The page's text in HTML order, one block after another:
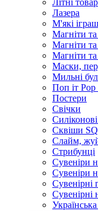
Літні
Лазера
М'які
Магніти та
Магніти
Магніти
Маски,
Мильні
Поп іт Pop
Постери
Свічки
Сквіши
Слайм,
Стрибунці
Сувеніри
Сувеніри
Сувенірні
Сувенірні